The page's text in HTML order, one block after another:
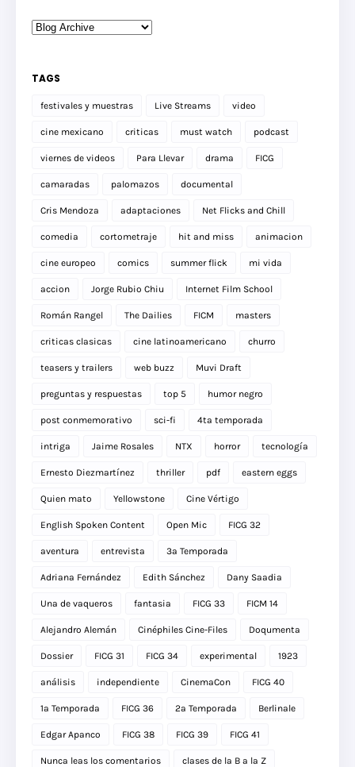
TAGS
festivales y muestras Live Streams video
cine mexicano criticas must watch podcast
viernes de videos Para Llevar drama FICG
camaradas palomazos documental
Cris Mendoza adaptaciones Net Flicks and Chill
comedia cortometraje hit and miss animacion
cine europeo comics summer flick mi vida
accion Jorge Rubio Chiu Internet Film School
Román Rangel The Dailies FICM masters
criticas clasicas cine latinoamericano churro
teasers y trailers web buzz Muvi Draft
preguntas y respuestas top 5 humor negro
post conmemorativo sci-fi 4ta temporada
intriga Jaime Rosales NTX horror tecnología
Ernesto Diezmartínez thriller pdf eastern eggs
Quien mato Yellowstone Cine Vértigo
English Spoken Content Open Mic FICG 32
aventura entrevista 3a Temporada
Adriana Fernández Edith Sánchez Dany Saadia
Una de vaqueros fantasia FICG 33 FICM 14
Alejandro Alemán Cinéphiles Cine-Files Doqumenta
Dossier FICG 31 FICG 34 experimental 1923
análisis independiente CinemaCon FICG 40
1a Temporada FICG 36 2a Temporada Berlinale
Edgar Apanco FICG 38 FICG 39 FICG 41
Nunca leas los comentarios clases de la B a la Z